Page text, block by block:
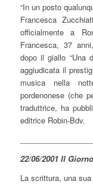
“In un posto
Francesca
officialmente a
Francesca, 37
dopo il giallo “Una
aggiudicata il
musica nella
pordenonese (che
traduttrice, ha
editrice Robin-Bdv.
22/06/2001 Il
La scrittura, una